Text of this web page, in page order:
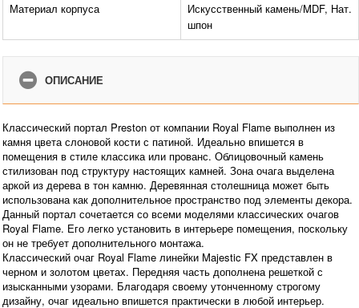
Материал корпуса
Искусственный камень/MDF, Нат.
шпон
ОПИСАНИЕ
Классический портал Preston от компании Royal Flame выполнен из
камня цвета слоновой кости с патиной. Идеально впишется в
помещения в стиле классика или прованс. Облицовочный камень
стилизован под структуру настоящих камней. Зона очага выделена
аркой из дерева в тон камню. Деревянная столешница может быть
использована как дополнительное пространство под элементы декора.
Данный портал сочетается со всеми моделями классических очагов
Royal Flame. Его легко установить в интерьере помещения, поскольку
он не требует дополнительного монтажа.
Классический очаг Royal Flame линейки Majestic FX представлен в
черном и золотом цветах. Передняя часть дополнена решеткой с
изысканными узорами. Благодаря своему утонченному строгому
дизайну, очаг идеально впишется практически в любой интерьер.